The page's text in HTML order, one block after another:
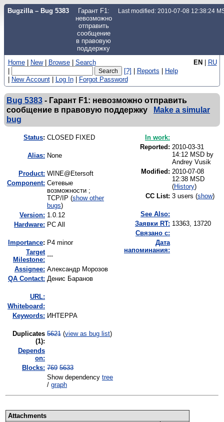
Bugzilla – Bug 5383
Гарант F1:
невозможно
отправить
сообщение
в правовую
поддержку
Last modified: 2010-07-08 12:38:24
EN | RU
Home | New | Browse | Search
|
[?] | Reports | Help
| New Account | Log In | Forgot Password
Bug 5383 - Гарант F1: невозможно отправить
сообщение в правовую поддержку
Make a simular
bug
Status: CLOSED FIXED
Alias: None
Product: WINE@Etersoft
Component: Сетевые
возможности ;
TCP/IP (show other
bugs)
Version: 1.0.12
Hardware: PC All
mportance: P4 minor
Target
Milestone:
---
Assignee: Александр Морозов
QA Contact: Денис Баранов
URL:
Whiteboard:
Keywords: ИНТЕРРА
Duplicates
(1):
5621 (view as bug list)
Depends
on:
Blocks: 769 5633
Show dependency tree
/ graph
In work:
Reported: 2010-03-31
14:12 MSD by
Andrey Vusik
Modified: 2010-07-08
12:38 MSD
(History)
CC List: 3 users (show)
See Also:
Заявки RT: 13363, 13720
Связано с:
Дата
напоминания:
Attachments